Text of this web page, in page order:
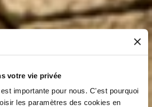
votre vie privée
importante pour nous. C'est pourquoi
les paramètres des cookies en